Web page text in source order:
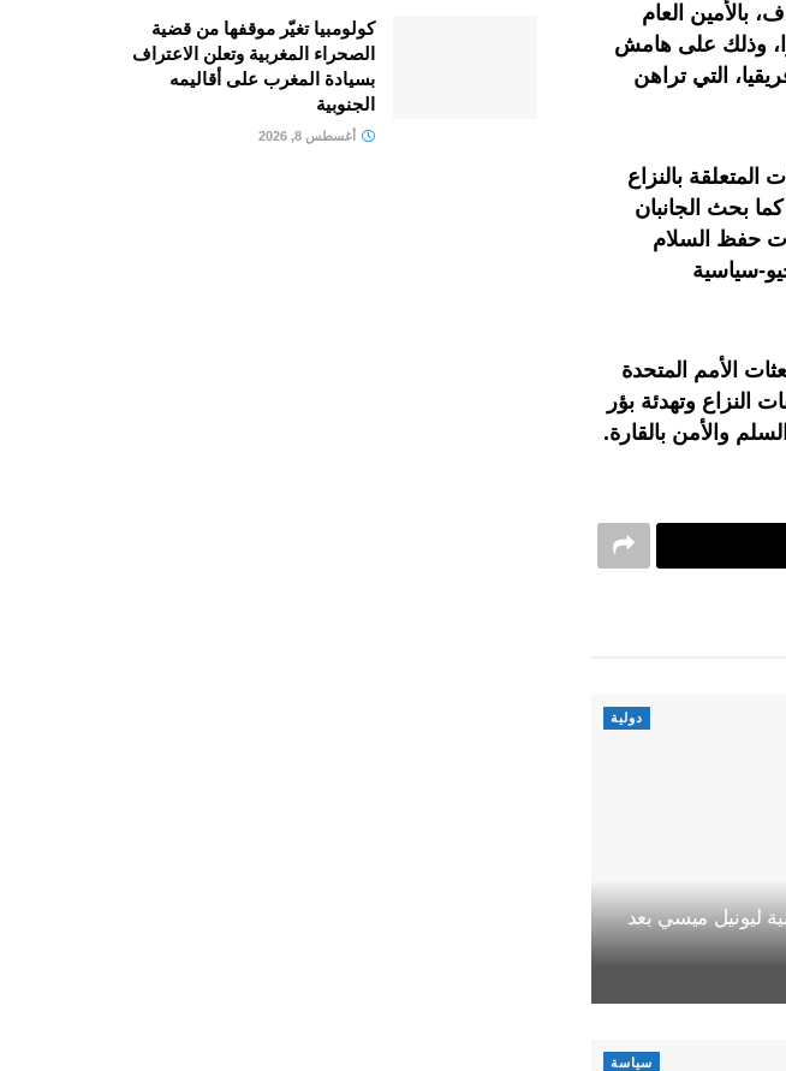
بالأمين العام
وذلك على هامش
التي تراهن
المتعلقة بالنزاع
بحث الجانبان
حفظ السلام
سياسية
الأمم المتحدة
النزاع وتهدئة بؤر
والأمن بالقارة.
دولية
ليونيل ميسي بعد
سياسة
كولومبيا تغيّر موقفها من قضية
الصحراء المغربية وتعلن الاعتراف
بسيادة المغرب على أقاليمه
الجنوبية
أغسطس 8, 2026